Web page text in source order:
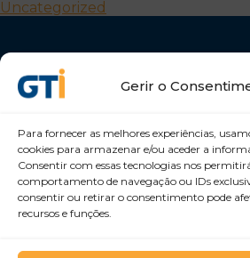
Gerir o
Para fornecer as melhores experiências,
cookies para armazenar e/ou aceder a
Consentir com essas tecnologias nos
comportamento de navegação ou IDs
consentir ou retirar o consentimento pode
recursos e funções.
Uncategorized
Desenvolvemos Pessoas e
GTI Portugal – Formação